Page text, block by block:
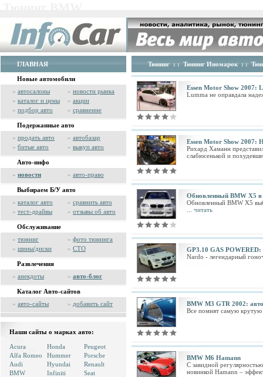
ГЛАВНАЯ
Новые автомобили
» автосалоны » новости рынка
» каталог и цены » акции
» подбор авто » сравнение
Подержанные авто
» продать авто » автобазар
» битые авто » выкуп авто
Авто-инфо
» новости » авто-право
Выбираем Б/У авто
» каталог авто » сравнить авто
» тест-драйвы » отзывы об авто
Обслуживание
» тюнинг » фото тюнинга
» шины/диски » СТО
Развлечения
» анекдоты » авто-блог
Каталог Авто-сайтов
» авто-сайты » добавить сайт
Наши сайты о марках авто:
Acura
Alfa Romeo
Audi
BMW
Honda
Hummer
Hyundai
Infiniti
Peugeot
Porsche
Renault
Seat
Тюнинг : : Тюнинг Иномарок : :
Essen Motor Show 2007:
Lumma не оправдала
Essen Motor Show 2007:
Рихард Хаманн
слабюсенькой и
Обновленный BMW X5 в
Обновленный BMW Х5
читать
GP3.10 GAS POWERED:
Nardo - легендарный
BMW M3 GTR 2002:
Все помнят самую крутую
BMW M6 Hamann
С завидной
новинкой Hamann –